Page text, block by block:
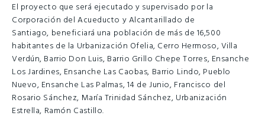
El proyecto que será ejecutado y supervisado por la
Corporación del Acueducto y Alcantarillado de
Santiago, beneficiará una población de más de 16,500
habitantes de la Urbanización Ofelia, Cerro Hermoso, Villa
Verdún, Barrio Don Luis, Barrio Grillo Chepe Torres, Ensanche
Los Jardines, Ensanche Las Caobas, Barrio Lindo, Pueblo
Nuevo, Ensanche Las Palmas, 14 de Junio, Francisco del
Rosario Sánchez, María Trinidad Sánchez, Urbanización
Estrella, Ramón Castillo.